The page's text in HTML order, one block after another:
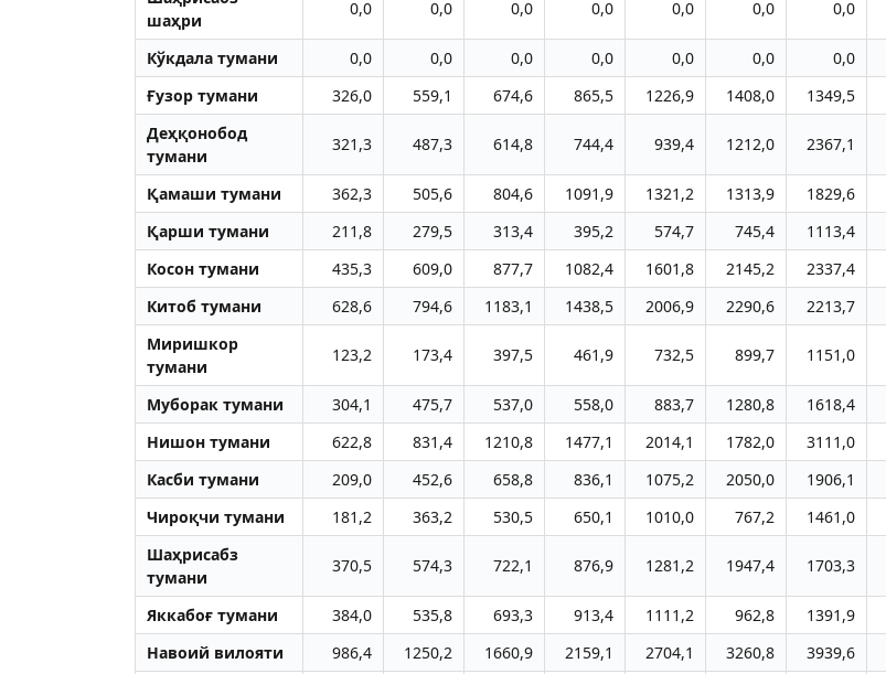
шаҳри
0,0 0,0 0,0 0,0 0,0 0,0 0,0
Кўкдала тумани 0,0 0,0 0,0 0,0 0,0 0,0 0,0
Ғузор тумани
326,0 559,1 674,6 865,5 1226,9 1408,0 1349,5
Деҳқонобод
тумани
321,3 487,3 614,8 744,4 939,4 1212,0 2367,1
Қамаши тумани 362,3 505,6 804,6 1091,9 1321,2 1313,9 1829,6
Қарши тумани
211,8 279,5 313,4 395,2 574,7 745,4 1113,4
Косон тумани
435,3 609,0 877,7 1082,4 1601,8 2145,2 2337,4
Китоб тумани
628,6 794,6 1183,1 1438,5 2006,9 2290,6 2213,7
Миришкор
тумани
123,2 173,4 397,5 461,9 732,5 899,7 1151,0
Муборак тумани 304,1 475,7 537,0 558,0 883,7 1280,8 1618,4
Нишон тумани
622,8 831,4 1210,8 1477,1 2014,1 1782,0 3111,0
Касби тумани
209,0 452,6 658,8 836,1 1075,2 2050,0 1906,1
Чироқчи тумани
181,2 363,2 530,5 650,1 1010,0 767,2 1461,0
Шаҳрисабз
тумани
370,5 574,3 722,1 876,9 1281,2 1947,4 1703,3
Яккабоғ тумани 384,0 535,8 693,3 913,4 1111,2 962,8 1391,9
Навоий вилояти
986,4 1250,2 1660,9 2159,1 2704,1 3260,8 3939,6